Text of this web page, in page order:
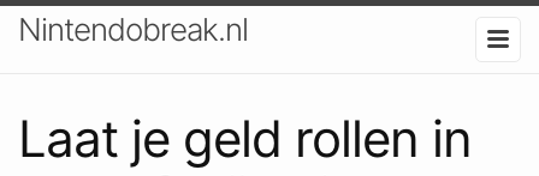
Nintendobreak.nl
Laat je geld rollen in